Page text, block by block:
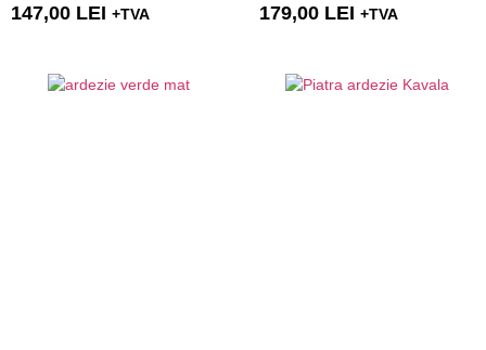
147,00 LEI +TVA 179,00 LEI +TVA